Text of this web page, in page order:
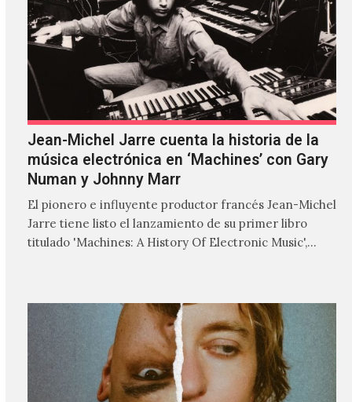
Jean-Michel Jarre cuenta la historia de la
música electrónica en ‘Machines’ con Gary
Numan y Johnny Marr
El pionero e influyente productor francés Jean-Michel
Jarre tiene listo el lanzamiento de su primer libro
titulado 'Machines: A History Of Electronic Music',